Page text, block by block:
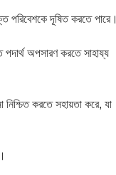
পরিবেশকে দূষিত করতে পারে।
অপসারণ করতে সাহায্য
নিশ্চিত করতে সহায়তা করে, যা